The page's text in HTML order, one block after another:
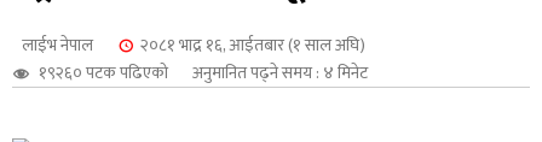
लाईभ नेपाल
२०८१ भाद्र १६, आईतबार (१ साल अघि)
१९२६० पटक पढिएको
अनुमानित पढ्ने समय : ४ मिनेट